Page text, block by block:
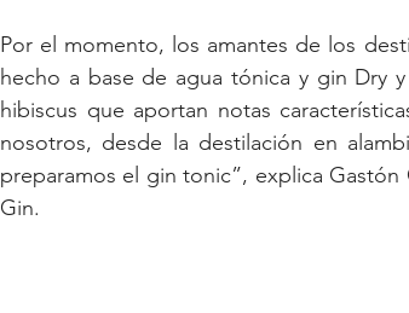
Por el momento, los amantes de los
hecho a base de agua tónica y gin Dry
hibiscus que aportan notas
nosotros, desde la destilación en
preparamos el gin tonic”, explica
Gin.